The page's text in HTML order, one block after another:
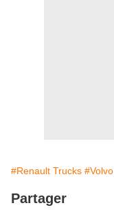
#Renault Trucks #Volvo
Partager